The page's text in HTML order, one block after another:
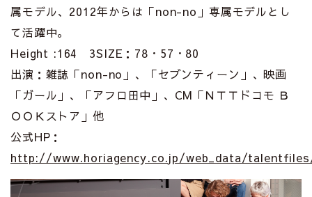
属モデル、2012年からは「non-no」専属モデルとし
て活躍中。
Height :164 3SIZE：78・57・80
出演：雑誌「non-no」、「セブンティーン」、映画
「ガール」、「アフロ田中」、CM「ＮＴＴドコモ Ｂ
ＯＯＫストア」他
公式HP：
http://www.horiagency.co.jp/web_data/